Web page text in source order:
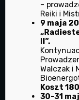
50-059 Wrocław
telefon:
+48 71 372 37 11
Biorad
które pomaga
–
Reiki i
9 maja
II”.
Walczak i
Koszt
30-31